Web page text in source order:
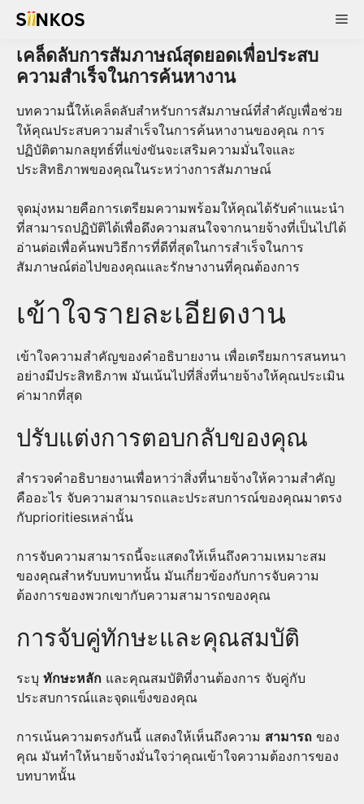
Skip
content
เคล็ดลับการสัมภาษณ์สุดยอดเพื่อประสบ
ความสำเร็จในการค้นหางาน
บทความนี้ให้เคล็ดลับสำหรับการสัมภาษณ์ที่สำคัญเพื่อช่วย
ให้คุณประสบความสำเร็จในการค้นหางานของคุณ การ
ปฏิบัติตามกลยุทธ์ที่แข่งขันจะเสริมความมั่นใจและ
ประสิทธิภาพของคุณในระหว่างการสัมภาษณ์
จุดมุ่งหมายคือการเตรียมความพร้อมให้คุณได้รับคำแนะนำ
ที่สามารถปฏิบัติได้เพื่อดึงความสนใจจากนายจ้างที่เป็นไปได้
อ่านต่อเพื่อค้นพบวิธีการที่ดีที่สุดในการสำเร็จในการ
สัมภาษณ์ต่อไปของคุณและรักษางานที่คุณต้องการ
เข้าใจรายละเอียดงาน
เข้าใจความสำคัญของคำอธิบายงาน เพื่อเตรียมการสนทนา
อย่างมีประสิทธิภาพ มันเน้นไปที่สิ่งที่นายจ้างให้คุณประเมิน
ค่ามากที่สุด
ปรับแต่งการตอบกลับของคุณ
สำรวจคำอธิบายงานเพื่อหาว่าสิ่งที่นายจ้างให้ความสำคัญ
คืออะไร จับความสามารถและประสบการณ์ของคุณมาตรง
กับprioritiesเหล่านั้น
การจับความสามารถนี้จะแสดงให้เห็นถึงความเหมาะสม
ของคุณสำหรับบทบาทนั้น มันเกี่ยวข้องกับการจับความ
ต้องการของพวกเขากับความสามารถของคุณ
การจับคู่ทักษะและคุณสมบัติ
ระบุ ทักษะหลัก และคุณสมบัติที่งานต้องการ จับคู่กับ
ประสบการณ์และจุดแข็งของคุณ
การเน้นความตรงกันนี้ แสดงให้เห็นถึงความ สามารถ ของ
คุณ มันทำให้นายจ้างมั่นใจว่าคุณเข้าใจความต้องการของ
บทบาทนั้น